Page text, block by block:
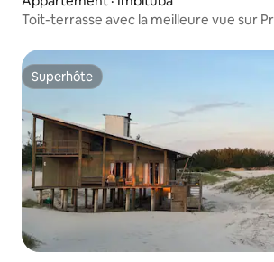
Toit-terrasse avec la meilleure vue sur
Superhôte
Superhôte